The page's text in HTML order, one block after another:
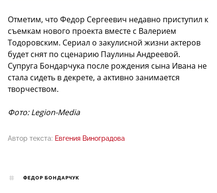
Отметим, что Федор Сергеевич недавно приступил к
съемкам нового проекта вместе с Валерием
Тодоровским. Сериал о закулисной жизни актеров
будет снят по сценарию Паулины Андреевой.
Супруга Бондарчука после рождения сына Ивана не
стала сидеть в декрете, а активно занимается
творчеством.
Фото: Legion-Media
Автор текста: Евгения Виноградова
ФЕДОР БОНДАРЧУК